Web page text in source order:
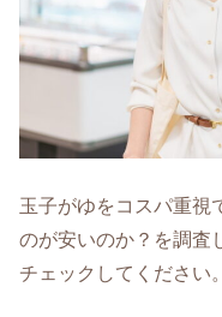
玉子がゆをコスパ重視
のが安いのか？を調査
チェックしてください。